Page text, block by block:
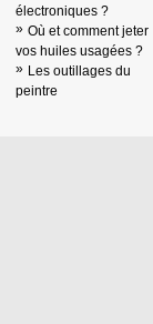
électroniques ?
Où et comment jeter
vos huiles usagées ?
Les outillages du
peintre